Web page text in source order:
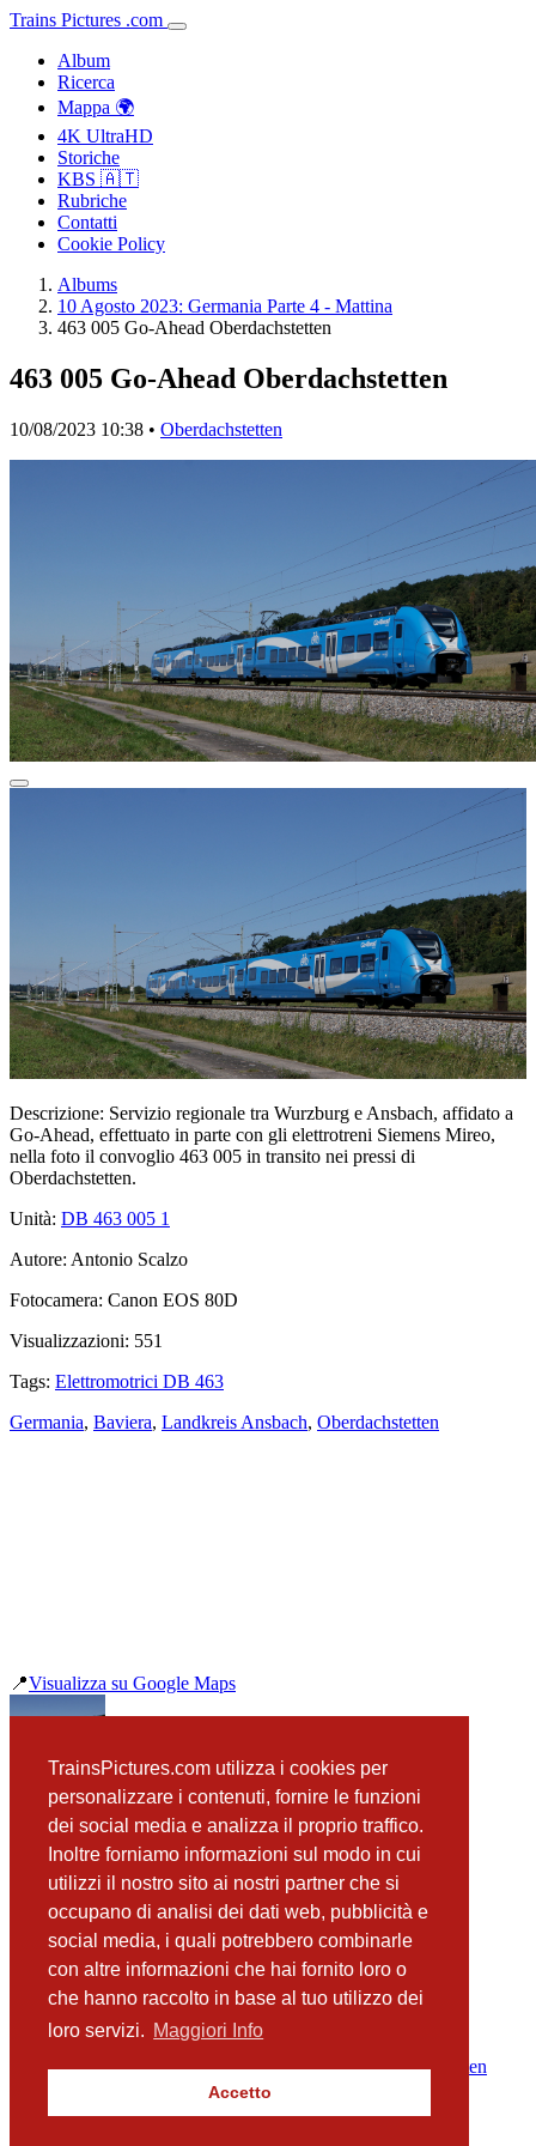
TrainsPictures.com utilizza i cookies per
personalizzare i contenuti, fornire le funzioni
dei social media e analizza il proprio traffico.
Inoltre forniamo informazioni sul modo in cui
utilizzi il nostro sito ai nostri partner che si
occupano di analisi dei dati web, pubblicità e
social media, i quali potrebbero combinarle
con altre informazioni che hai fornito loro o
che hanno raccolto in base al tuo utilizzo dei
loro servizi. Maggiori Info
Accetto
Trains Pictures .com
Album
Ricerca
Mappa 🌍
4K UltraHD
Storiche
KBS 🇦🇹
Rubriche
Contatti
Cookie Policy
Albums
10 Agosto 2023: Germania Parte 4 - Mattina
463 005 Go-Ahead Oberdachstetten
463 005 Go-Ahead Oberdachstetten
10/08/2023 10:38 • Oberdachstetten
Descrizione: Servizio regionale tra Wurzburg e Ansbach, affidato a
Go-Ahead, effettuato in parte con gli elettrotreni Siemens Mireo,
nella foto il convoglio 463 005 in transito nei pressi di
Oberdachstetten.
Unità: DB 463 005 1
Autore: Antonio Scalzo
Fotocamera: Canon EOS 80D
Visualizzazioni: 551
Tags: Elettromotrici DB 463
Germania, Baviera, Landkreis Ansbach, Oberdachstetten
📍Visualizza su Google Maps
precedente
193 203 ELL TX Logistics Hidden Champion Oberdachstetten
successiva
193 100 BoxXpress Oberdachstetten
📸 Fotografie scattate nei dintorniVedi tutte ➔
193 100 BoxXpress Oberdachstetten
(28 m)
187 511 Metrans Oberdachstetten
193 203 ELL TX Logistics Hidden Champion Oberdachstetten